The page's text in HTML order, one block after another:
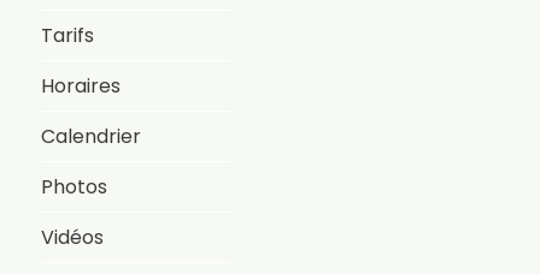
Tarifs
Horaires
Calendrier
Photos
Vidéos